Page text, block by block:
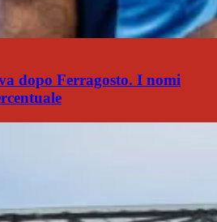
dopo Ferragosto. I nomi